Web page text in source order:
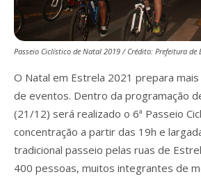
Passeio Ciclístico de Natal 2019 / Crédito: Prefeitura de
O Natal em Estrela 2021 prepara mais
de eventos. Dentro da programação
(21/12) será realizado o 6ª Passeio
concentração a partir das 19h e
tradicional passeio pelas ruas de
400 pessoas, muitos integrantes de